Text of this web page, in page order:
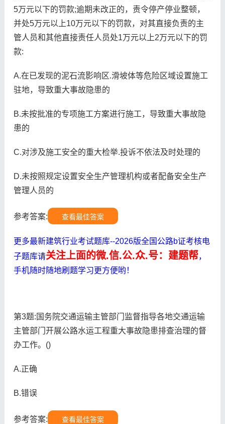
5万元以下的罚款;逾期未改正的，责令停产停业整顿，
并处5万元以上10万元以下的罚款，对其直接负责的主
管人员和其他直接责任人员处1万元以上2万元以下的罚
款:
A.在已发现的泥石流影响区.滑坡体等危险区域设置施工
驻地，导致重大事故隐患的
B.未按批准的专项施工方案进行施工，导致重大事故隐
患的
C.对涉及施工安全的重大检举.投诉不依法及时处理的
D.未按照规定设置安全生产管理机构或者配备安全生产
管理人员的
参考答案: 查看最佳答案
更多最新建筑行业考试题库--2026版全国公路b证考核电
子题库请关注上面的微.信.公.众.号：建题帮，
手机随时随地刷题学习更方便哟！
第3题:国务院交通运输主管部门监督指导各地交通运输
主管部门开展公路水运工程重大事故隐患排查治理的督
办工作。()
A.正确
B.错误
参考答案: 查看最佳答案